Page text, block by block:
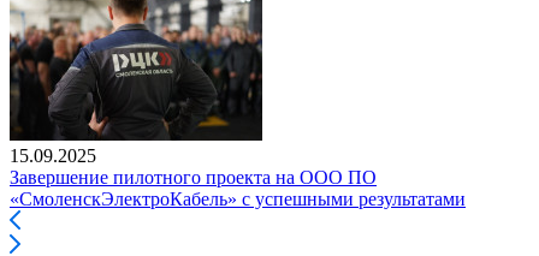
15.09.2025
Завершение пилотного проекта на ООО ПО
«СмоленскЭлектроКабель» с успешными результатами